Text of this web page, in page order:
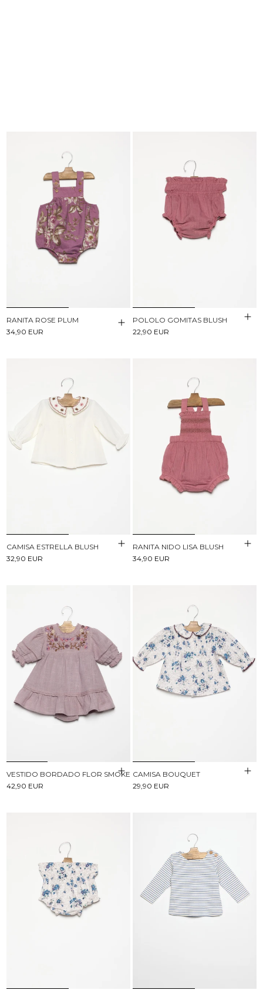
RANITA ROSE PLUM
34,90 EUR
POLOLO GOMITAS BLUSH
22,90 EUR
CAMISA ESTRELLA BLUSH
32,90 EUR
RANITA NIDO LISA BLUSH
34,90 EUR
VESTIDO BORDADO FLOR SMOKE
42,90 EUR
CAMISA BOUQUET
29,90 EUR